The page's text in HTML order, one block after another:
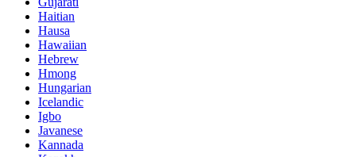
Haitian
Hausa
Hawaiian
Hebrew
Hmong
Hungarian
Icelandic
Igbo
Javanese
Kannada